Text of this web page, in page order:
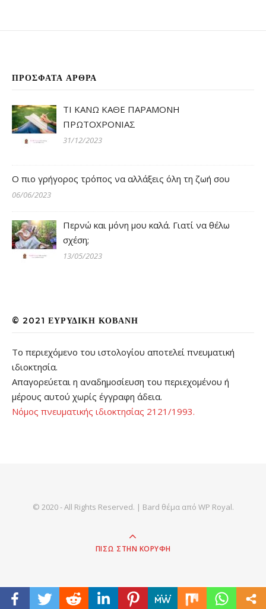
ΠΡΌΣΦΑΤΑ ΆΡΘΡΑ
ΤΙ ΚΑΝΩ ΚΑΘΕ ΠΑΡΑΜΟΝΗ
ΠΡΩΤΟΧΡΟΝΙΑΣ
31/12/2023
Ο πιο γρήγορος τρόπος να αλλάξεις όλη τη ζωή σου
06/06/2023
Περνώ και μόνη μου καλά. Γιατί να θέλω
σχέση;
13/05/2023
© 2021 ΕΥΡΥΔΊΚΗ ΚΟΒΆΝΗ
Το περιεχόμενο του ιστολογίου αποτελεί πνευματική
ιδιοκτησία.
Απαγορεύεται η αναδημοσίευση του περιεχομένου ή
μέρους αυτού χωρίς έγγραφη άδεια.
Νόμος πνευματικής ιδιοκτησίας 2121/1993.
© 2020 - All Rights Reserved. | Bard θέμα από WP Royal.
ΠΊΣΩ ΣΤΗΝ ΚΟΡΥΦΉ